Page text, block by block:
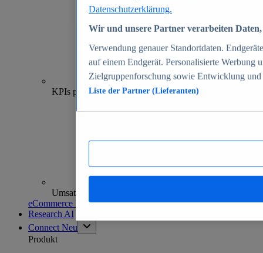
70+
KPIs pro Shop
Umsatzanalysen und -prognosen
eCommerce Insights entdecken
Research AI
Connect Neu
Produkt
Datenschutzerklärung.
Wir und unsere Partner verarbeiten
Verwendung genauer Standortdaten.
auf einem Endgerät. Personalisierte Werbung
Zielgruppenforschung sowie Entwicklung
Liste der Partner (Lieferanten)